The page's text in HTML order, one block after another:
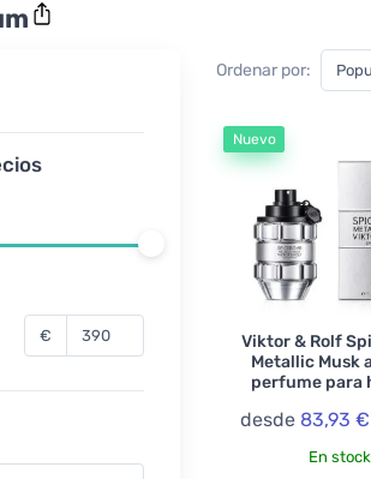
€
Ordenar por:
Nuevo
Viktor & Rolf
Metallic Musk
perfume para
desde 83,93 €
En stock